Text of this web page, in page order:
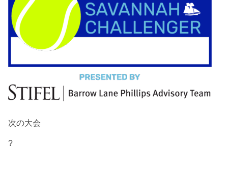
次の大会
?